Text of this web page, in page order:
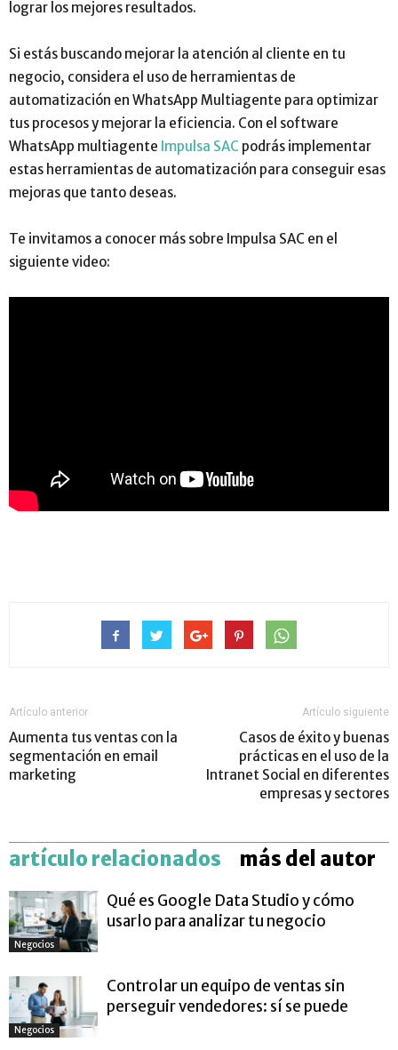
lograr los mejores resultados.
Si estás buscando mejorar la atención al cliente en tu
negocio, considera el uso de herramientas de
automatización en WhatsApp Multiagente para optimizar
tus procesos y mejorar la eficiencia. Con el software
WhatsApp multiagente Impulsa SAC podrás implementar
estas herramientas de automatización para conseguir esas
mejoras que tanto deseas.
Te invitamos a conocer más sobre Impulsa SAC en el
siguiente video:
Artículo anterior
Aumenta tus ventas con la
segmentación en email
marketing
Artículo siguiente
Casos de éxito y buenas
prácticas en el uso de la
Intranet Social en diferentes
empresas y sectores
artículo relacionados más del autor
Negocios
Qué es Google Data Studio y cómo
usarlo para analizar tu negocio
Negocios
Controlar un equipo de ventas sin
perseguir vendedores: sí se puede